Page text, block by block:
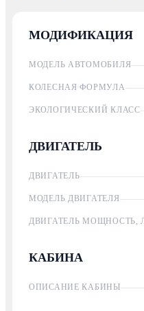
МОДИФИКАЦИЯ
МОДЕЛЬ АВТОМОБИЛЯ
КОЛЕСНАЯ ФОРМУЛА
ЭКОЛОГИЧЕСКИЙ КЛАСС
ДВИГАТЕЛЬ
ДВИГАТЕЛЬ
МОДЕЛЬ ДВИГАТЕЛЯ
ДВИГАТЕЛЬ МОЩНОСТЬ,
КАБИНА
ОПИСАНИЕ КАБИНЫ